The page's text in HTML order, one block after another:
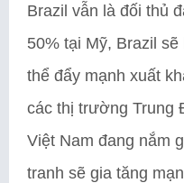
Brazil vẫn là đối thủ
50% tại Mỹ, Brazil sẽ
thể đẩy mạnh xuất
các thị trường Trung
Việt Nam đang nắm
tranh sẽ gia tăng